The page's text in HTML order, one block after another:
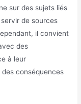
sur des sujets liés
de sources
il convient
des
à leur
conséquences